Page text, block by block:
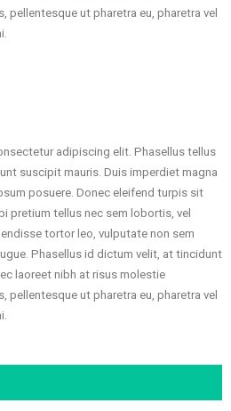
pellentesque ut pharetra eu, pharetra vel
adipiscing elit. Phasellus tellus
suscipit mauris. Duis imperdiet magna
posuere. Donec eleifend turpis sit
pretium tellus nec sem lobortis, vel
tortor leo, vulputate non sem
Phasellus id dictum velit, at tincidunt
laoreet nibh at risus molestie
pellentesque ut pharetra eu, pharetra vel